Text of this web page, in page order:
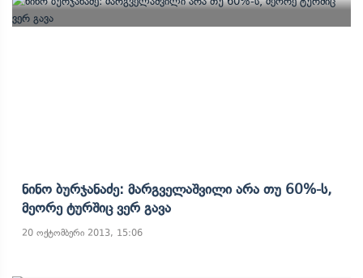
Ნინო Ბურჯანაძე: Მარგველაშვილი Არა Თუ 60%-Ს,
Მეორე Ტურშიც Ვერ Გავა
20 ოქტომბერი 2013, 15:06